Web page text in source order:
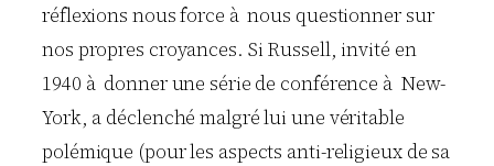
réflexions nous force à nous questionner sur
nos propres croyances. Si Russell, invité en
1940 à donner une série de conférence à New-
York, a déclenché malgré lui une véritable
polémique (pour les aspects anti-religieux de sa